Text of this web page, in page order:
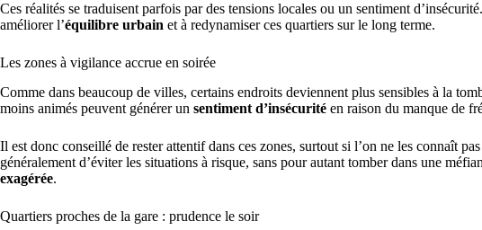
Ces réalités se traduisent parfois par des tensions locales ou un sentiment
améliorer l’équilibre urbain et à redynamiser ces quartiers sur le long terme.
Les zones à vigilance accrue en soirée
Comme dans beaucoup de villes, certains endroits deviennent plus sensibles à la
moins animés peuvent générer un sentiment d’insécurité en raison du manque de
Il est donc conseillé de rester attentif dans ces zones, surtout si l’on ne les connaît
généralement d’éviter les situations à risque, sans pour autant tomber dans une
exagérée.
Quartiers proches de la gare : prudence le soir